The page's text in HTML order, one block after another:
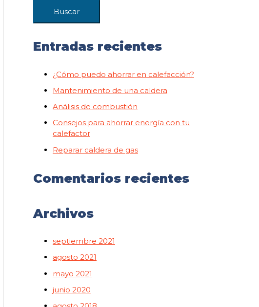
Entradas recientes
¿Cómo puedo ahorrar en calefacción?
Mantenimiento de una caldera
Análisis de combustión
Consejos para ahorrar energía con tu
calefactor
Reparar caldera de gas
Comentarios recientes
Archivos
septiembre 2021
agosto 2021
mayo 2021
junio 2020